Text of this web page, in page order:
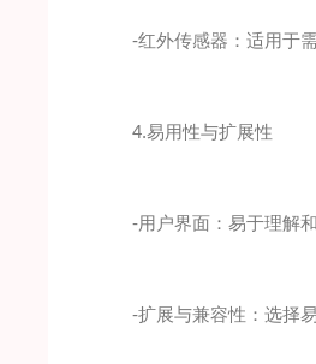
-红外传感器：适用于需
4.易用性与扩展性
-用户界面：易于理解和
-扩展与兼容性：选择易